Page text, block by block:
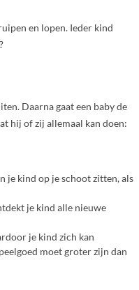
en lopen. Ieder kind
Daarna gaat een baby de
hij of zij allemaal kan doen:
je kind op je schoot zitten, als
je kind alle nieuwe
je kind zich kan
moet groter zijn dan